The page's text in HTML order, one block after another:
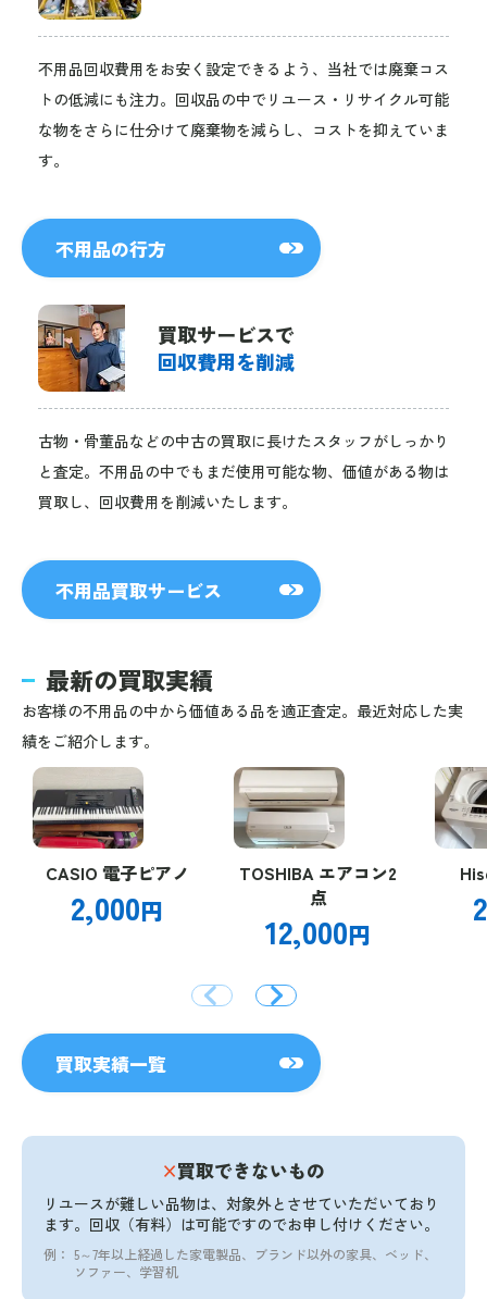
不用品回収費用をお安く設定できるよう、当社では廃棄コス
トの低減にも注力。回収品の中でリユース・リサイクル可能
な物をさらに仕分けて廃棄物を減らし、コストを抑えていま
す。
不用品の行方
買取サービスで
回収費用を削減
古物・骨董品などの中古の買取に長けたスタッフがしっかり
と査定。不用品の中でもまだ使用可能な物、価値がある物は
買取し、回収費用を削減いたします。
不用品買取サービス
最新の買取実績
お客様の不用品の中から価値ある品を適正査定。最近対応した実
績をご紹介します。
CASIO 電子ピアノ
2,000円
TOSHIBA エアコン2
点
12,000円
買取実績一覧
×買取できないもの
リユースが難しい品物は、対象外とさせていただいており
ます。 回収（有料）は可能ですのでお申し付けください。
例： 5～7年以上経過した家電製品、ブランド以外の家具、ベッド、
ソファー、学習机